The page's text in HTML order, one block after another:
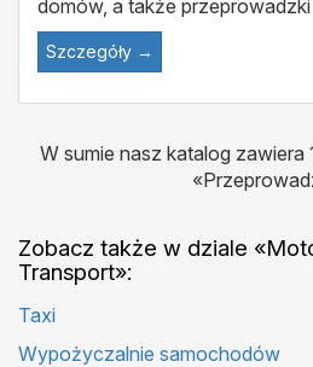
domów, a także przeprowadzki
Szczegóły →
W sumie nasz katalog zawiera
Zobacz także w dziale
Transport»:
Taxi
Wypożyczalnie samochodów